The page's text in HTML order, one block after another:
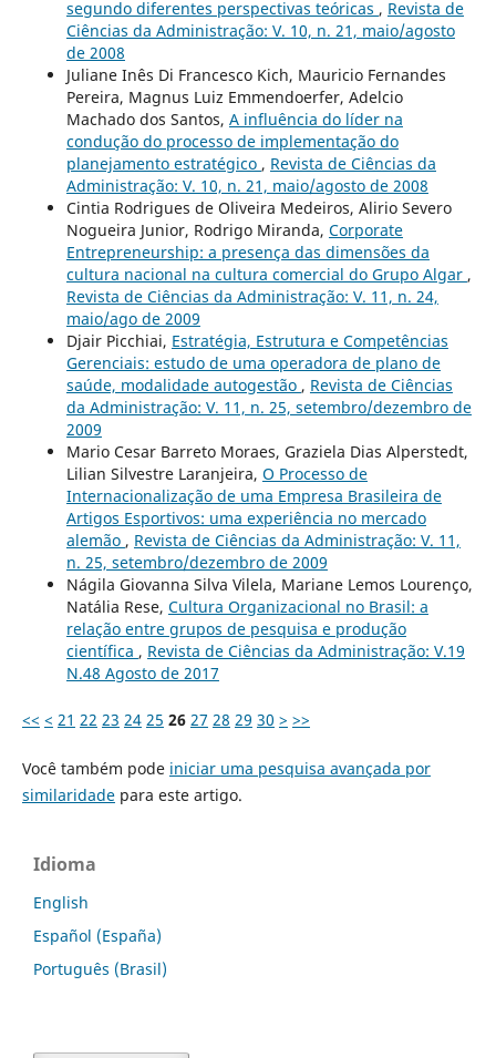
segundo diferentes perspectivas teóricas , Revista de
Ciências da Administração: V. 10, n. 21, maio/agosto
de 2008
Juliane Inês Di Francesco Kich, Mauricio Fernandes
Pereira, Magnus Luiz Emmendoerfer, Adelcio
Machado dos Santos, A influência do líder na
condução do processo de implementação do
planejamento estratégico , Revista de Ciências da
Administração: V. 10, n. 21, maio/agosto de 2008
Cintia Rodrigues de Oliveira Medeiros, Alirio Severo
Nogueira Junior, Rodrigo Miranda, Corporate
Entrepreneurship: a presença das dimensões da
cultura nacional na cultura comercial do Grupo Algar ,
Revista de Ciências da Administração: V. 11, n. 24,
maio/ago de 2009
Djair Picchiai, Estratégia, Estrutura e Competências
Gerenciais: estudo de uma operadora de plano de
saúde, modalidade autogestão , Revista de Ciências
da Administração: V. 11, n. 25, setembro/dezembro de
2009
Mario Cesar Barreto Moraes, Graziela Dias Alperstedt,
Lilian Silvestre Laranjeira, O Processo de
Internacionalização de uma Empresa Brasileira de
Artigos Esportivos: uma experiência no mercado
alemão , Revista de Ciências da Administração: V. 11,
n. 25, setembro/dezembro de 2009
Nágila Giovanna Silva Vilela, Mariane Lemos Lourenço,
Natália Rese, Cultura Organizacional no Brasil: a
relação entre grupos de pesquisa e produção
científica , Revista de Ciências da Administração: V.19
N.48 Agosto de 2017
<< < 21 22 23 24 25 26 27 28 29 30 > >>
Você também pode iniciar uma pesquisa avançada por
similaridadepara este artigo.
Idioma
English
Español (España)
Português (Brasil)